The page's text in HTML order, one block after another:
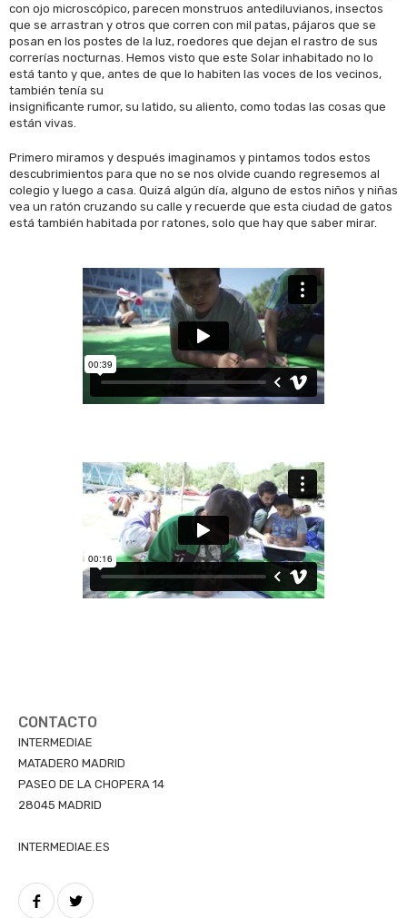
con ojo microscópico, parecen monstruos antediluvianos, insectos
que se arrastran y otros que corren con mil patas, pájaros que se
posan en los postes de la luz, roedores que dejan el rastro de sus
correrías nocturnas. Hemos visto que este Solar inhabitado no lo
está tanto y que, antes de que lo habiten las voces de los vecinos,
también tenía su
insignificante rumor, su latido, su aliento, como todas las cosas que
están vivas.
Primero miramos y después imaginamos y pintamos todos estos
descubrimientos para que no se nos olvide cuando regresemos al
colegio y luego a casa. Quizá algún día, alguno de estos niños y niñas
vea un ratón cruzando su calle y recuerde que esta ciudad de gatos
está también habitada por ratones, solo que hay que saber mirar.
CONTACTO
INTERMEDIAE
MATADERO MADRID
PASEO DE LA CHOPERA 14
28045 MADRID
INTERMEDIAE.ES